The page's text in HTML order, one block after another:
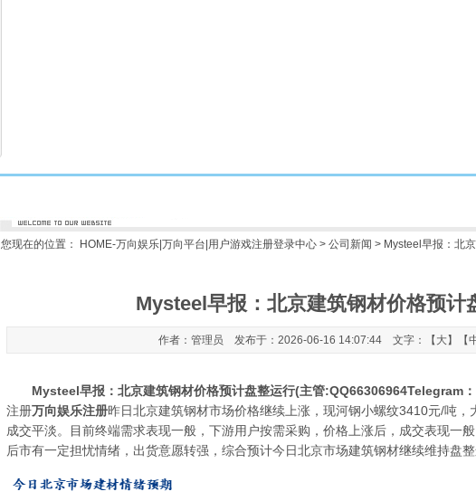
您现在的位置： HOME-万向娱乐|万向平台|用户游戏注册登录中心 > 公司新闻 > Mysteel早报：北
Mysteel早报：北京建筑钢材价格预计
作者：管理员 发布于：2026-06-16 14:07:44 文字：【 大】【
Mysteel早报：北京建筑钢材价格预计盘整运行(主管:QQ66306964Telegram
注册万向娱乐注册昨日北京建筑钢材市场价格继续上涨，现河钢小螺纹3410元/吨
成交平淡。目前终端需求表现一般，下游用户按需采购，价格上涨后，成交表现一
后市有一定担忧情绪，出货意愿转强，综合预计今日北京市场建筑钢材继续维持盘